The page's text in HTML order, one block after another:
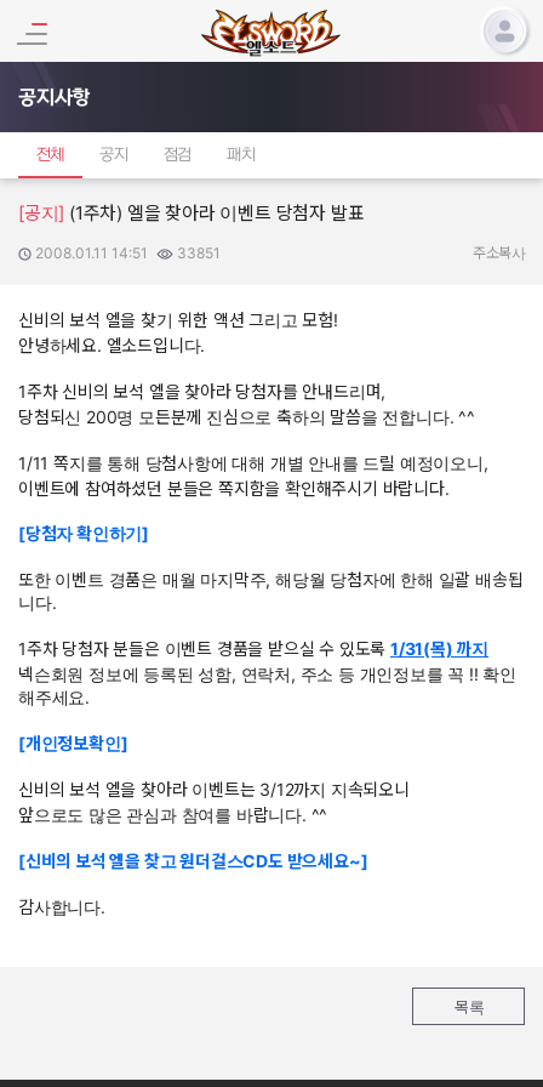
공지사항
전체 공지 점검 패치
[공지] (1주차) 엘을 찾아라 이벤트 당첨자 발표
작성일:
2008.01.11 14:51
조회수: 33851 주소복사
신비의 보석 엘을 찾기 위한 액션 그리고 모험!
안녕하세요. 엘소드입니다.
1주차 신비의 보석 엘을 찾아라 당첨자를 안내드리며,
당첨되신 200명 모든분께 진심으로 축하의 말씀을 전합니다. ^^
1/11 쪽지를 통해 당첨사항에 대해 개별 안내를 드릴 예정이오니,
이벤트에 참여하셨던 분들은 쪽지함을 확인해주시기 바랍니다.
[당첨자 확인하기]
또한 이벤트 경품은 매월 마지막주, 해당월 당첨자에 한해 일괄 배송됩
니다.
1주차 당첨자 분들은 이벤트 경품을 받으실 수 있도록 1/31(목) 까지
넥슨회원 정보에 등록된 성함, 연락처, 주소 등 개인정보를 꼭 !! 확인
해주세요.
[개인정보확인]
신비의 보석 엘을 찾아라 이벤트는 3/12까지 지속되오니
앞으로도 많은 관심과 참여를 바랍니다. ^^
[신비의 보석 엘을 찾고 원더걸스CD도 받으세요~]
감사합니다.
목록